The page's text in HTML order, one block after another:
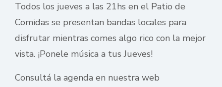
Todos los jueves a las 21hs en el Patio de
Comidas se presentan bandas locales para
disfrutar mientras comes algo rico con la mejor
vista. ¡Ponele música a tus Jueves!
Consultá la agenda en nuestra web